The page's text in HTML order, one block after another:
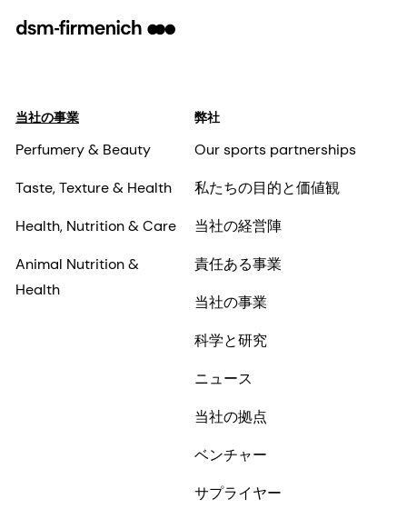
当社の事業
Perfumery & Beauty
Taste, Texture & Health
Health, Nutrition & Care
Animal Nutrition &
Health
弊社
Our sports partnerships
私たちの目的と価値観
当社の経営陣
責任ある事業
当社の事業
科学と研究
ニュース
当社の拠点
ベンチャー
サプライヤー